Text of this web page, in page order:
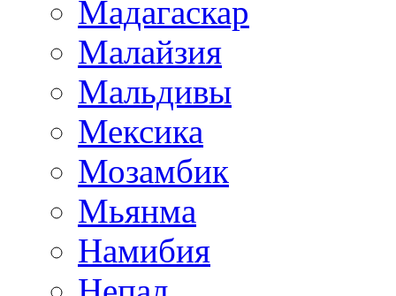
Мадагаскар
Малайзия
Мальдивы
Мексика
Мозамбик
Мьянма
Намибия